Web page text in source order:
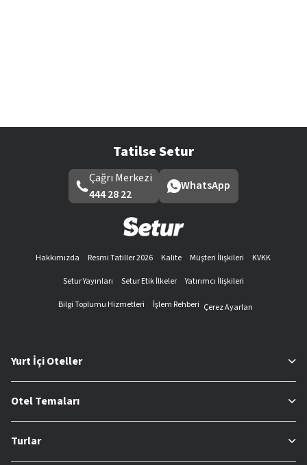
Tatilse Setur
Çağrı Merkezi
444 28 22
WhatsApp
Hakkımızda Resmi Tatiller 2026 Kalite Müşteri İlişkileri
KVKK
Setur Yayınları
Setur Etik İlkeler
Yatırımcı İlişkileri
Bilgi Toplumu Hizmetleri
İşlem Rehberi Çerez Ayarları
Yurt İçi Oteller
Otel Temaları
Turlar